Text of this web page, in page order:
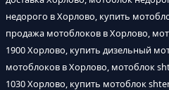
недорого в Хорлово, купить
продажа мотоблоков в Хорлово,
1900 Хорлово, купить дизельный
мотоблоков в Хорлово, мотоблок
1030 Хорлово, купить мотоблок